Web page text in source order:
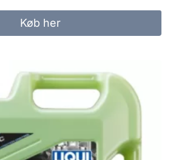
Køb her